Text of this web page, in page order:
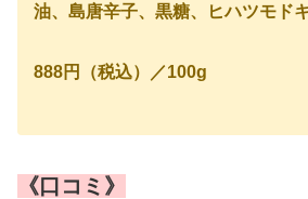
油、島唐辛子、黒糖、ヒハツモド
888円（税込）／100g
《口コミ》